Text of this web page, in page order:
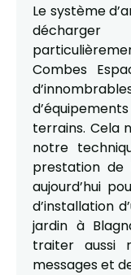
Le système
Combes
terrains. Cela
notre
prestation de
aujourd’hui
d’installation
jardin à
traiter aussi
messages et